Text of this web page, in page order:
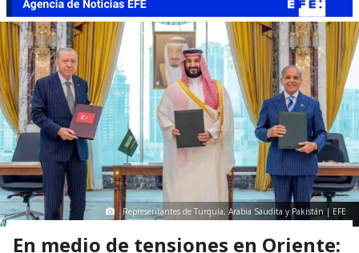
Representantes de Turquía, Arabia Saudita y Pakistán | EFE
En medio de tensiones en Oriente: